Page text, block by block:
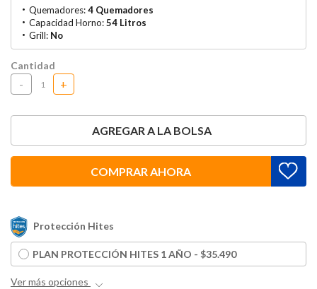
Quemadores:4 Quemadores
Capacidad Horno:54 Litros
Grill: No
Cantidad
- +
AGREGAR A LA BOLSA
COMPRAR AHORA
Protección Hites
PLAN PROTECCIÓN HITES 1 AÑO - $35.490
Ver más opciones